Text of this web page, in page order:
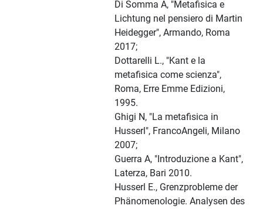
Di Somma A, "Metafisica e
Lichtung nel pensiero di Martin
Heidegger", Armando, Roma
2017;
Dottarelli L., "Kant e la
metafisica come scienza",
Roma, Erre Emme Edizioni,
1995.
Ghigi N, "La metafisica in
Husserl", FrancoAngeli, Milano
2007;
Guerra A, "Introduzione a Kant",
Laterza, Bari 2010.
Husserl E., Grenzprobleme der
Phänomenologie. Analysen des